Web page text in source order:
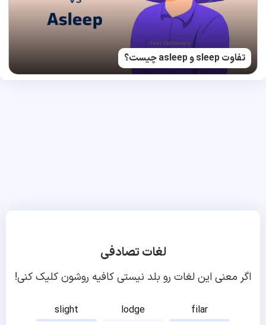
تفاوت sleep و asleep چیست؟
لغات تصادفی
اگر معنی این لغات رو بلد نیستی کافیه روشون کلیک کنی!
slight lodge
filar